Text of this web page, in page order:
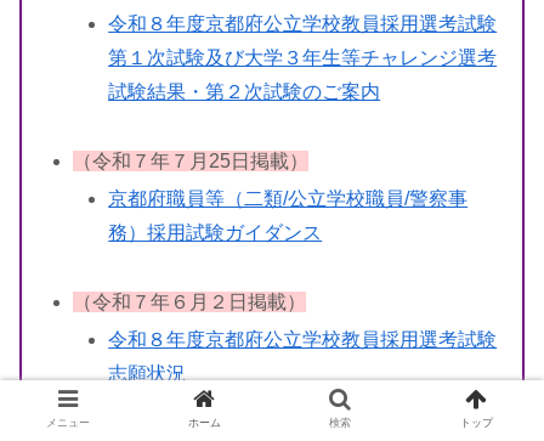
令和８年度京都府公立学校教員採用選考試験
第１次試験及び大学３年生等チャレンジ選考
試験結果・第２次試験のご案内
（令和７年７月25日掲載）
京都府職員等（二類/公立学校職員/警察事
務）採用試験ガイダンス
（令和７年６月２日掲載）
令和８年度京都府公立学校教員採用選考試験
志願状況
メニュー ホーム 検索 トップ